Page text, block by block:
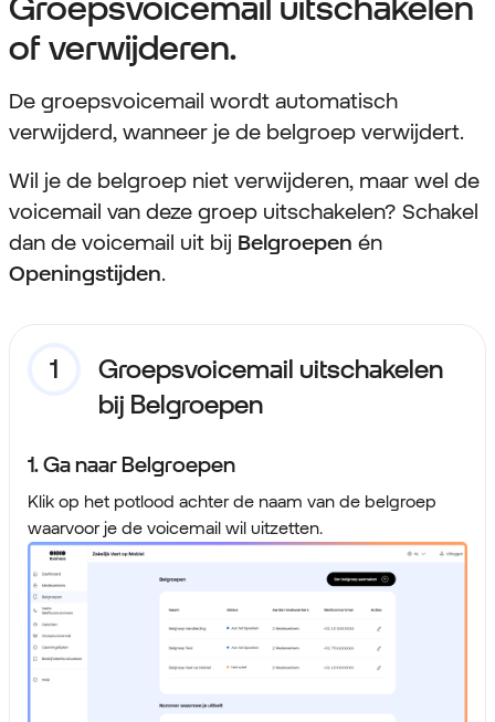
of verwijderen.
De groepsvoicemail wordt automatisch
verwijderd, wanneer je de belgroep verwijdert.
Wil je de belgroep niet verwijderen, maar wel de
voicemail van deze groep uitschakelen? Schakel
dan de voicemail uit bij Belgroepen én
Openingstijden.
Groepsvoicemail uitschakelen
bij Belgroepen
1. Ga naar Belgroepen
Klik op het potlood achter de naam van de belgroep
waarvoor je de voicemail wil uitzetten.